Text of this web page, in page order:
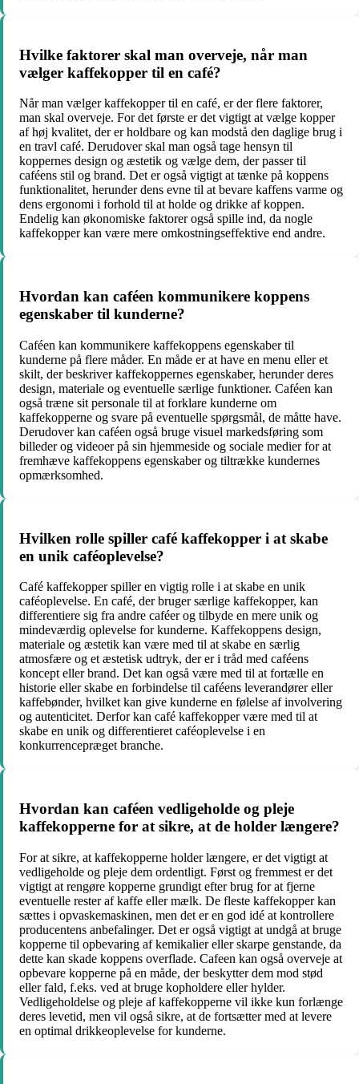
Hvilke faktorer skal man overveje, når man
vælger kaffekopper til en café?
Når man vælger kaffekopper til en café, er der flere faktorer,
man skal overveje. For det første er det vigtigt at vælge kopper
af høj kvalitet, der er holdbare og kan modstå den daglige brug i
en travl café. Derudover skal man også tage hensyn til
koppernes design og æstetik og vælge dem, der passer til
caféens stil og brand. Det er også vigtigt at tænke på koppens
funktionalitet, herunder dens evne til at bevare kaffens varme og
dens ergonomi i forhold til at holde og drikke af koppen.
Endelig kan økonomiske faktorer også spille ind, da nogle
kaffekopper kan være mere omkostningseffektive end andre.
Hvordan kan caféen kommunikere koppens
egenskaber til kunderne?
Caféen kan kommunikere kaffekoppens egenskaber til
kunderne på flere måder. En måde er at have en menu eller et
skilt, der beskriver kaffekoppernes egenskaber, herunder deres
design, materiale og eventuelle særlige funktioner. Caféen kan
også træne sit personale til at forklare kunderne om
kaffekopperne og svare på eventuelle spørgsmål, de måtte have.
Derudover kan caféen også bruge visuel markedsføring som
billeder og videoer på sin hjemmeside og sociale medier for at
fremhæve kaffekoppens egenskaber og tiltrække kundernes
opmærksomhed.
Hvilken rolle spiller café kaffekopper i at skabe
en unik caféoplevelse?
Café kaffekopper spiller en vigtig rolle i at skabe en unik
caféoplevelse. En café, der bruger særlige kaffekopper, kan
differentiere sig fra andre caféer og tilbyde en mere unik og
mindeværdig oplevelse for kunderne. Kaffekoppens design,
materiale og æstetik kan være med til at skabe en særlig
atmosfære og et æstetisk udtryk, der er i tråd med caféens
koncept eller brand. Det kan også være med til at fortælle en
historie eller skabe en forbindelse til caféens leverandører eller
kaffebønder, hvilket kan give kunderne en følelse af involvering
og autenticitet. Derfor kan café kaffekopper være med til at
skabe en unik og differentieret caféoplevelse i en
konkurrencepræget branche.
Hvordan kan caféen vedligeholde og pleje
kaffekopperne for at sikre, at de holder længere?
For at sikre, at kaffekopperne holder længere, er det vigtigt at
vedligeholde og pleje dem ordentligt. Først og fremmest er det
vigtigt at rengøre kopperne grundigt efter brug for at fjerne
eventuelle rester af kaffe eller mælk. De fleste kaffekopper kan
sættes i opvaskemaskinen, men det er en god idé at kontrollere
producentens anbefalinger. Det er også vigtigt at undgå at bruge
kopperne til opbevaring af kemikalier eller skarpe genstande, da
dette kan skade koppens overflade. Cafeen kan også overveje at
opbevare kopperne på en måde, der beskytter dem mod stød
eller fald, f.eks. ved at bruge kopholdere eller hylder.
Vedligeholdelse og pleje af kaffekopperne vil ikke kun forlænge
deres levetid, men vil også sikre, at de fortsætter med at levere
en optimal drikkeoplevelse for kunderne.